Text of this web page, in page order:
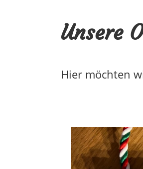
Unsere
Hier möchten